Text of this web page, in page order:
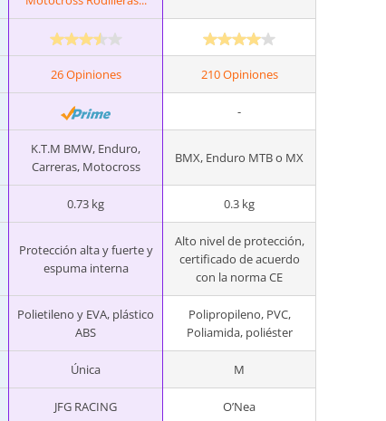
26 Opiniones 210 Opiniones
-
K.T.M BMW, Enduro,
Carreras, Motocross
BMX, Enduro MTB o MX
0.73 kg 0.3 kg
Protección alta y fuerte y
espuma interna
Alto nivel de protección,
certificado de acuerdo
con la norma CE
Polietileno y EVA, plástico
ABS
Polipropileno, PVC,
Poliamida, poliéster
Única M
JFG RACING O’Nea